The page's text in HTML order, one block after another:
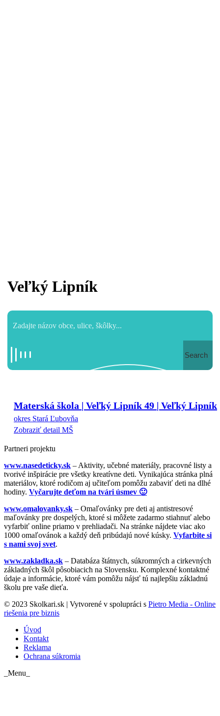
Veľký Lipník
Search
Materská škola | Veľký Lipník 49 | Veľký Lipník
okres Stará Ľubovňa
Zobraziť detail MŠ
Partneri projektu
www.nasedeticky.sk – Aktivity, učebné materiály, pracovné listy a
tvorivé inšpirácie pre všetky kreatívne deti. Vynikajúca stránka plná
materiálov, ktoré rodičom aj učiteľom pomôžu zabaviť deti na dlhé
hodiny. Vyčarujte deťom na tvári úsmev 🙂
www.omalovanky.sk – Omaľovánky pre deti aj antistresové
maľovánky pre dospelých, ktoré si môžete zadarmo stiahnuť alebo
vyfarbiť online priamo v prehliadači. Na stránke nájdete viac ako
1000 omaľovánok a každý deň pribúdajú nové kúsky. Vyfarbite si
s nami svoj svet.
www.zakladka.sk – Databáza štátnych, súkromných a cirkevných
základných škôl pôsobiacich na Slovensku. Komplexné kontaktné
údaje a informácie, ktoré vám pomôžu nájsť tú najlepšiu základnú
školu pre vaše dieťa.
© 2023 Skolkari.sk | Vytvorené v spolupráci s Pietro Media - Online
riešenia pre biznis
Úvod
Kontakt
Reklama
Ochrana súkromia
_Menu_